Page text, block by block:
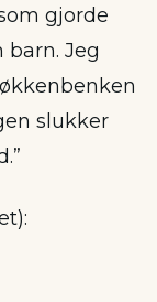
gjorde
Jeg
slukker